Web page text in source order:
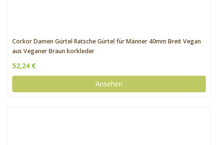
Corkor Damen Gürtel Ratsche Gürtel für Männer 40mm Breit Vegan
aus Veganer Braun korkleder
52,24 €
Ansehen